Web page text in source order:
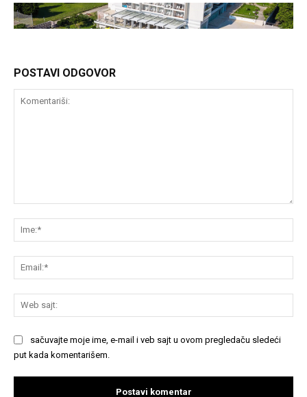
POSTAVI ODGOVOR
sačuvajte moje ime, e-mail i veb sajt u ovom pregledaču sledeći
put kada komentarišem.